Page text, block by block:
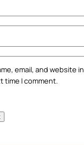
email, and website
time I comment.